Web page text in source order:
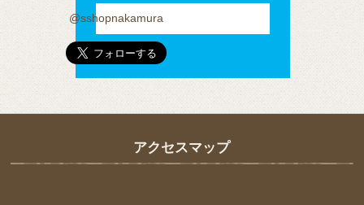
@sshopnakamura
アクセスマップ